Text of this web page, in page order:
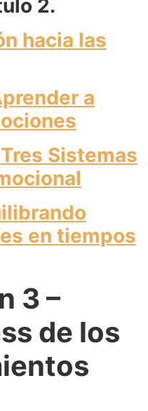
2.
hacia las
a
Sistemas
en tiempos
3 –
de los